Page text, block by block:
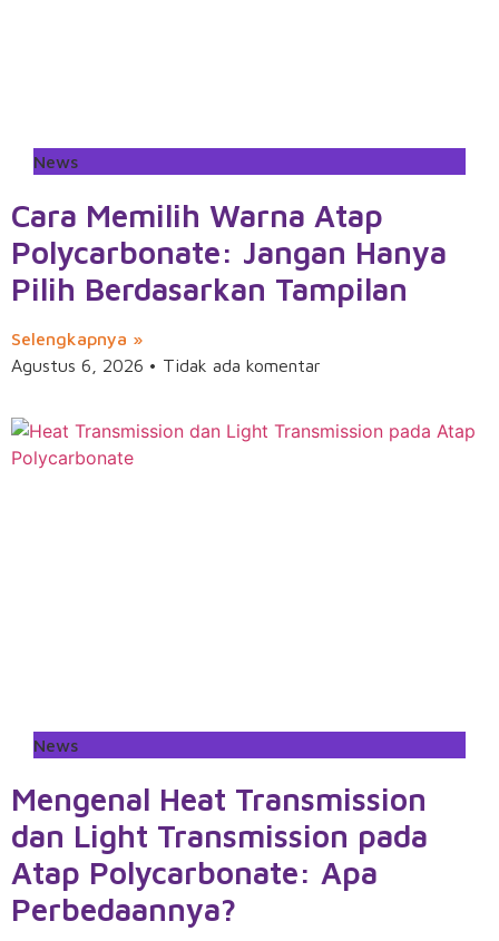
News
Cara Memilih Warna Atap
Polycarbonate: Jangan Hanya
Pilih Berdasarkan Tampilan
Selengkapnya »
Agustus 6, 2026
Tidak ada komentar
News
Mengenal Heat Transmission
dan Light Transmission pada
Atap Polycarbonate: Apa
Perbedaannya?